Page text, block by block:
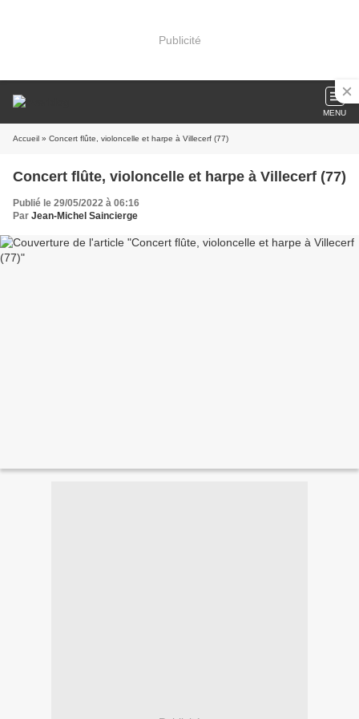
Publicité
MENU
Accueil » Concert flûte, violoncelle et harpe à Villecerf (77)
Concert flûte, violoncelle et harpe à Villecerf (77)
Publié le 29/05/2022 à 06:16
Par Jean-Michel Saincierge